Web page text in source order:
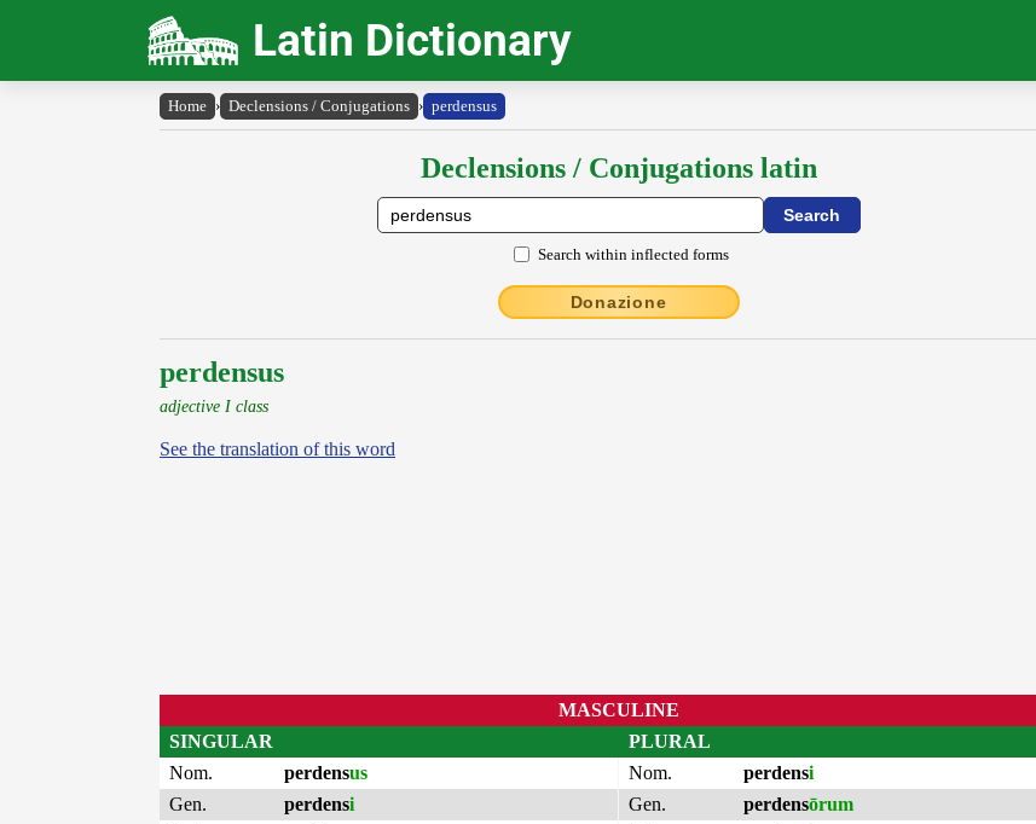
Latin Dictionary
Home › Declensions / Conjugations › perdensus
Declensions / Conjugations latin
Search within inflected forms
Donazione
perdensus
adjective I class
See the translation of this word
MASCULINE
SINGULAR
Nom.
perdensus
Gen.
perdensi
PLURAL
Nom.
perdensi
Gen.
perdensōrum